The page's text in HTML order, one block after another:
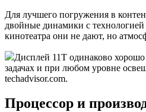
Для лучшего погружения в
двойные динамики с
кинотеатра они не дают, но
Дисплей 11T одинаково
задачах и при любом уровне
techadvisor.com.
Процессор и